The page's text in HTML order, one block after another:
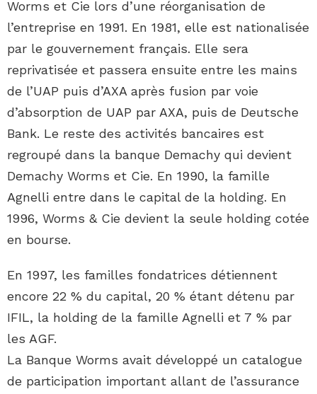
Worms et Cie lors d’une réorganisation de
l’entreprise en 1991. En 1981, elle est nationalisée
par le gouvernement français. Elle sera
reprivatisée et passera ensuite entre les mains
de l’UAP puis d’AXA après fusion par voie
d’absorption de UAP par AXA, puis de Deutsche
Bank. Le reste des activités bancaires est
regroupé dans la banque Demachy qui devient
Demachy Worms et Cie. En 1990, la famille
Agnelli entre dans le capital de la holding. En
1996, Worms & Cie devient la seule holding cotée
en bourse.
En 1997, les familles fondatrices détiennent
encore 22 % du capital, 20 % étant détenu par
IFIL, la holding de la famille Agnelli et 7 % par
les AGF.
La Banque Worms avait développé un catalogue
de participation important allant de l’assurance